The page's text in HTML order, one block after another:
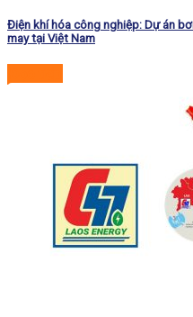
Điện khí hóa công nghiệp: Dự án
may tại Việt Nam